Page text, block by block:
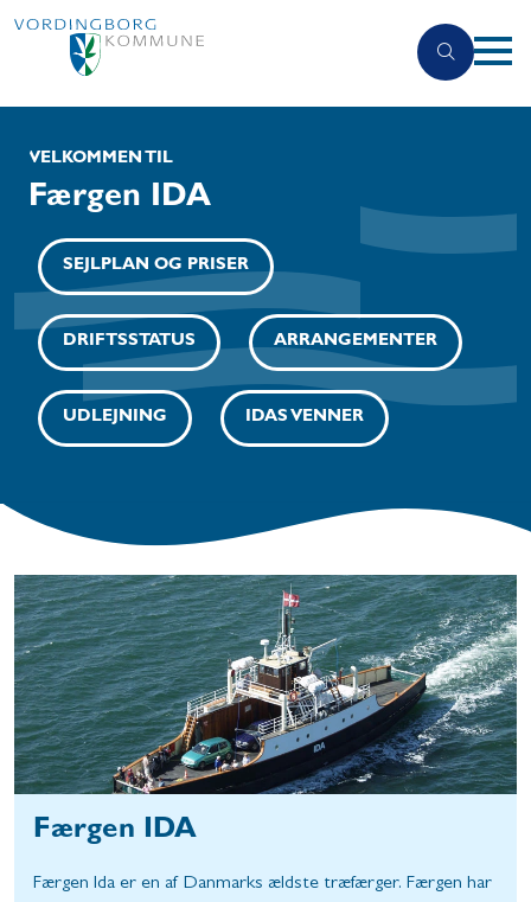
VELKOMMEN TIL
Færgen IDA
SEJLPLAN OG PRISER
DRIFTSSTATUS ARRANGEMENTER
UDLEJNING IDAS VENNER
Færgen IDA
Færgen Ida er en af Danmarks ældste træfærger. Færgen har